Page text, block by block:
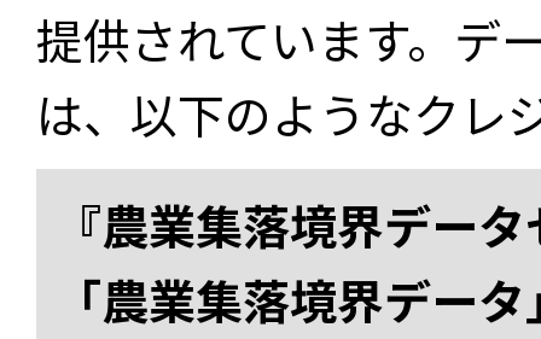
提供されています。デ
は、以下のようなクレ
『農業集落境界デー
「農業集落境界デー